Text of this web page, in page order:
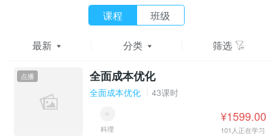
课程 班级
最新 分类 筛选
点播 全面成本优化
全面成本优化 43课时
科理
¥1599.00
101人正在学习